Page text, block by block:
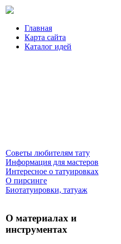
Главная
Карта сайта
Каталог идей
Советы любителям тату
Информация для мастеров
Интересное о татуировках
О пирсинге
Биотатуировки, татуаж
О материалах и
инструментах